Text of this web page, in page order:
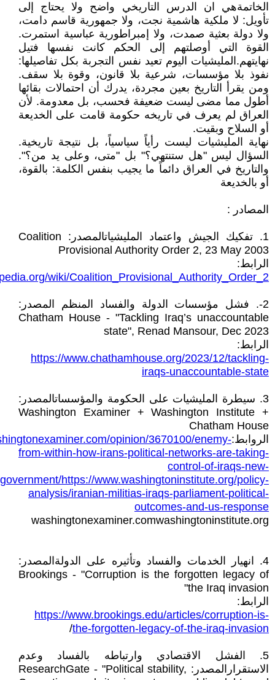
الخاتمةهي ان الدرس التاريخي واضح ولا يحتاج إلى
تأويل: لا ملكية هاشمية نجت، ولا جمهورية قاسم دامت،
ولا دولة بعثية صمدت، ولا إمبراطورية عباسية استمرت.
القوة التي أوصلتهم إلى الحكم كانت نفسها فتيل
نهايتهم.المليشيات اليوم تعيد نفس التجربة بكل تفاصيلها:
نفوذ بلا مؤسسات، شرعية بلا قانون، وقوة بلا سقف.
ومن يقرأ التاريخ بعين مجردة، يدرك أن احتمالات بقائها
أطول مما مضى ليست ضعيفة فحسب، بل معدومة. لأن
العراق لم يعرف في تاريخه حكومة قامت على الخديعة
أو السلاح وبقيت.
نهاية المليشيات ليست رأياً سياسياً، بل نتيجة تاريخية.
السؤال ليس "هل ستنتهي؟" بل "متى، وعلى يد من؟".
والتاريخ في العراق دائماً ما يجيب بنفس الكلمة: بالقوة،
أو بالخديعة
المصادر :
1. تفكيك الجيش واعتماد المليشياتالمصدر: Coalition
Provisional Authority Order 2, 23 May 2003
الرابط:
wiki/Coalition_Provisional_Authority_Order_2
2-. فشل مؤسسات الدولة والفساد المنظم المصدر:
Chatham House - "Tackling Iraq’s unaccountable
state", Renad Mansour, Dec 2023
الرابط:
https://www.chathamhouse.org/2023/12/tackling-
iraqs-unaccountable-state
3. سيطرة المليشيات على الحكومة والمؤسساتالمصدر:
Washington Examiner + Washington Institute +
Chatham House
الروابط:opinion/3670100/enemy-
from-within-how-irans-political-networks-are-taking-
control-of-iraqs-new-
government/https://www.washingtoninstitute.org/policy-
analysis/iranian-militias-iraqs-parliament-political-
outcomes-and-us-response
washingtonexaminer.comwashingtoninstitute.org
4. انهيار الخدمات والفساد وتأثيره على الدولةالمصدر:
Brookings - "Corruption is the forgotten legacy of
the Iraq invasion"
الرابط:
https://www.brookings.edu/articles/corruption-is-
the-forgotten-legacy-of-the-iraq-invasion
/
5. الفشل الاقتصادي وارتباطه بالفساد وعدم
الاستقرارالمصدر: ResearchGate - "Political stability,